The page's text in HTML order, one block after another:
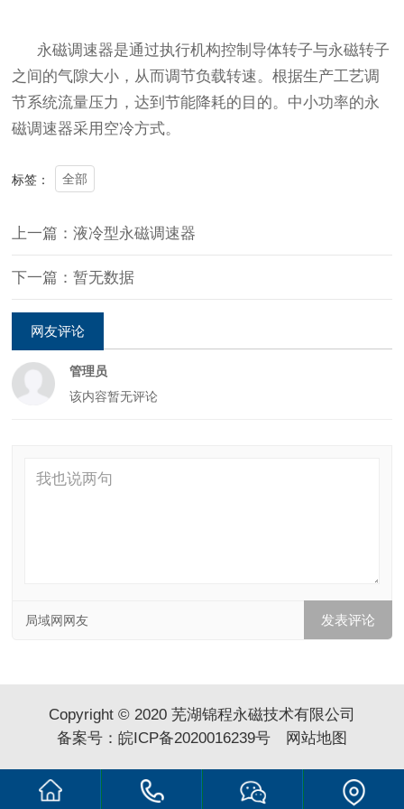
永磁调速器是通过执行机构控制导体转子与永磁转子
之间的气隙大小，从而调节负载转速。根据生产工艺调
节系统流量压力，达到节能降耗的目的。中小功率的永
磁调速器采用空冷方式。
标签： 全部
上一篇：液冷型永磁调速器
下一篇：暂无数据
网友评论
管理员
该内容暂无评论
局域网网友
Copyright © 2020 芜湖锦程永磁技术有限公司
备案号： 皖ICP备2020016239号 网站地图